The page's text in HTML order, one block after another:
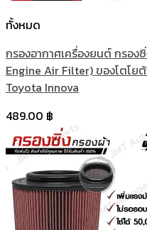
ทั้งหมด
กรองอากาศเครื่องยนต์ กรอ
Engine Air Filter) ของโตโย
Toyota Innova
489.00 ฿